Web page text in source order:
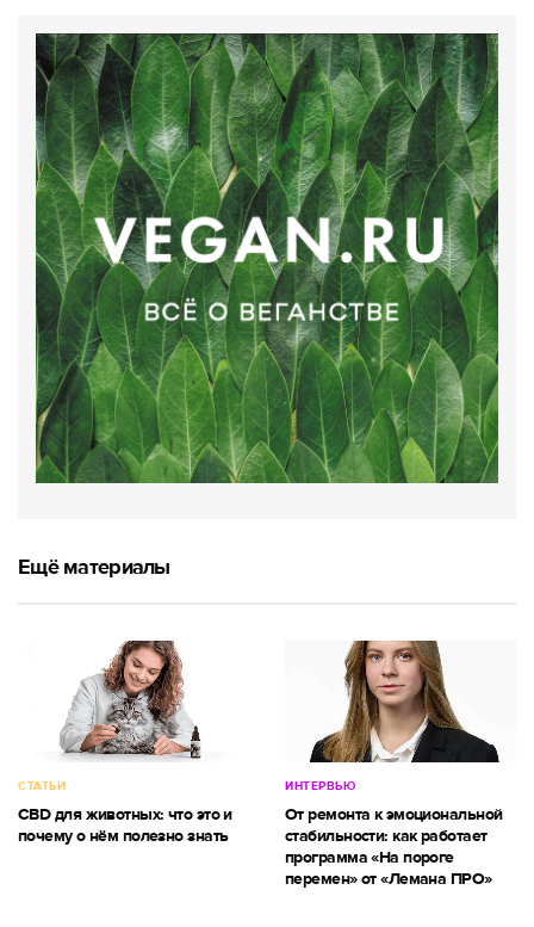
Ещё материалы
СТАТЬИ
CBD для животных: что это и
почему о нём полезно знать
ИНТЕРВЬЮ
От ремонта к эмоциональной
стабильности: как работает
программа «На пороге
перемен» от «Лемана ПРО»